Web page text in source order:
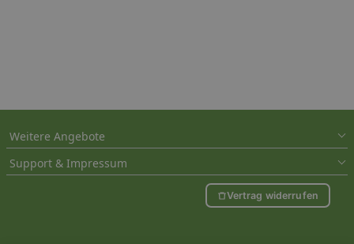
Weitere Angebote
Support & Impressum
Vertrag widerrufen